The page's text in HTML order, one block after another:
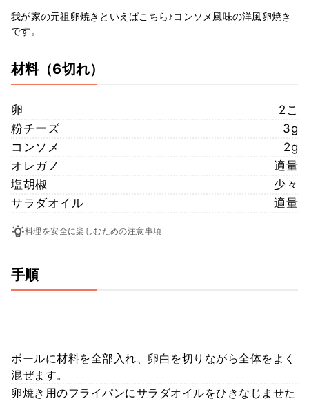
我が家の元祖卵焼きといえばこちら♪コンソメ風味の洋風卵焼き
です。
材料（6切れ）
卵
2こ
粉チーズ
3g
コンソメ
2g
オレガノ
適量
塩胡椒
少々
サラダオイル
適量
料理を安全に楽しむための注意事項
手順
ボールに材料を全部入れ、卵白を切りながら全体をよく
混ぜます。
卵焼き用のフライパンにサラダオイルをひきなじませた